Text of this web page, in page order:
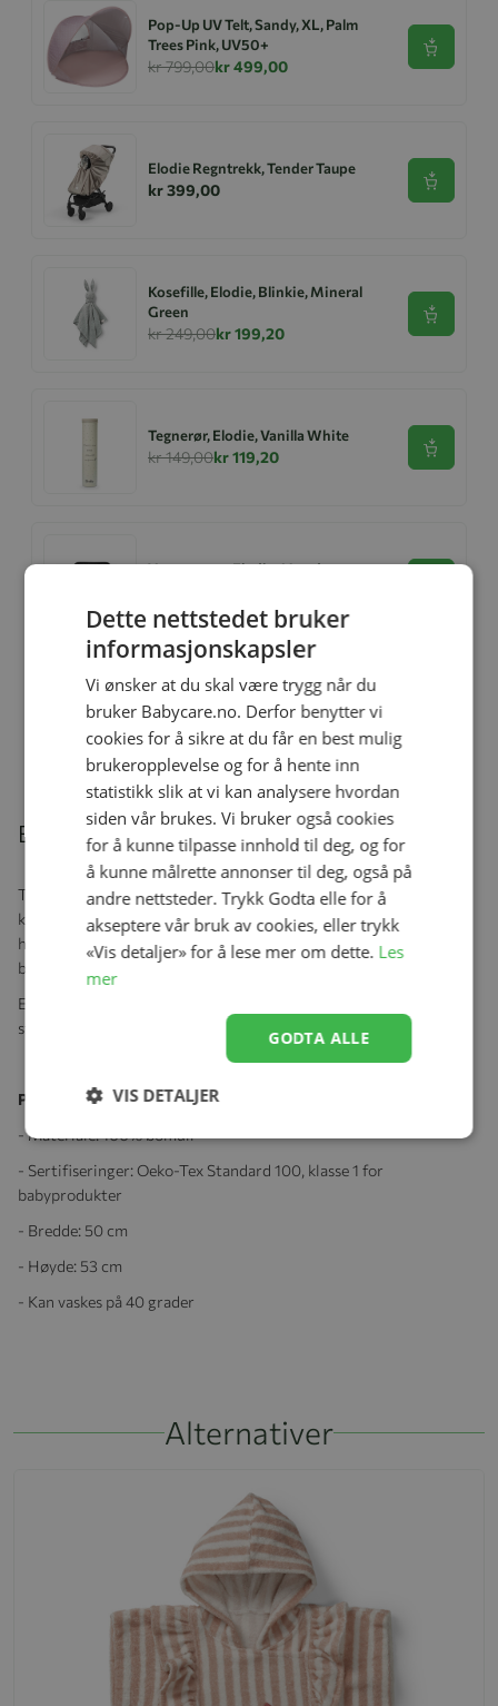
Pop-Up UV Telt, Sandy, XL, Palm
Trees Pink, UV50+
kr 799,00kr 499,00
Se
Elodie Regntrekk, Tender Taupe
kr 399,00 Se
Kosefille, Elodie, Blinkie, Mineral
Green
kr 249,00kr 199,20
Se
Tegnerør, Elodie, Vanilla White
kr 149,00kr 119,20 Se
Vognstropp, Elodie, Mondo
Elodie Smokkelenke, Sunrise Blue
kr 149,00
Beskrivelse
Tre den over hodet og fest trykknappene så du har en romslig og
komfortabel poncho som gir maksimal bevegelighet og fortsatt
holder seg som den skal under lek. Utsiden er en fantastisk myk
bomull som gjør klemmen etter badet enda deiligere.
Et allsidig og lekent produkt som passer like godt hjemme som på
stranden eller ved bassenget. Passer for barn fra ett til tre år.
Produktspesifikasjoner:
- Materiale: 100% bomull
- Sertifiseringer: Oeko-Tex Standard 100, klasse 1 for
babyprodukter
- Bredde: 50 cm
- Høyde: 53 cm
- Kan vaskes på 40 grader
Alternativer
Dette nettstedet bruker
informasjonskapsler
Vi ønsker at du skal være trygg når du
bruker Babycare.no. Derfor benytter vi
cookies for å sikre at du får en best mulig
brukeropplevelse og for å hente inn
statistikk slik at vi kan analysere hvordan
siden vår brukes. Vi bruker også cookies
for å kunne tilpasse innhold til deg, og for
å kunne målrette annonser til deg, også på
andre nettsteder. Trykk Godta elle for å
akseptere vår bruk av cookies, eller trykk
«Vis detaljer» for å lese mer om dette. Les
mer
GODTA ALLE
VIS DETALJER